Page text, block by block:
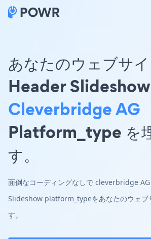
あなたのウェブサ
Header Slideshow
Cleverbridge AG
Platform_type を
す。
面倒なコーディングなしで cleverbridge
Slideshow platform_typeをあなたのウェブ
す。